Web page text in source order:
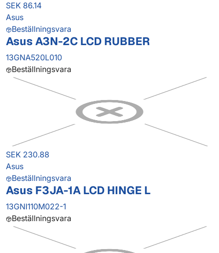
SEK 86.14
Asus
Beställningsvara
Asus A3N-2C LCD RUBBER
13GNA520L010
Beställningsvara
SEK 230.88
Asus
Beställningsvara
Asus F3JA-1A LCD HINGE L
13GNI110M022-1
Beställningsvara